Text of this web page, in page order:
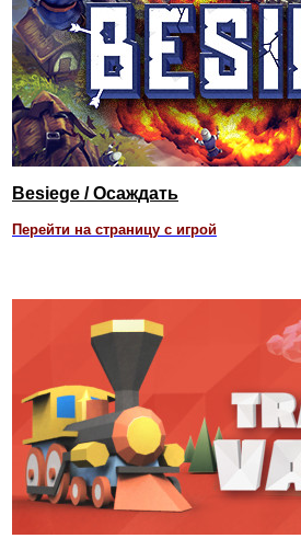
Besiege / Осаждать
Перейти на страницу с игрой